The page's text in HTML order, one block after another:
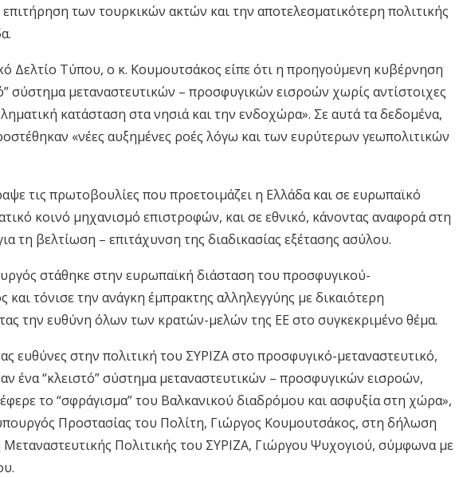
των τουρκικών ακτών και την αποτελεσματικότερη πολιτικής
Δελτίο Τύπου, ο κ. Κουμουτσάκος είπε ότι η προηγούμενη κυβέρνηση
σύστημα μεταναστευτικών – προσφυγικών εισροών χωρίς αντίστοιχες
κατάσταση στα νησιά και την ενδοχώρα». Σε αυτά τα δεδομένα,
«νέες αυξημένες ροές λόγω και των ευρύτερων γεωπολιτικών
τις πρωτοβουλίες που προετοιμάζει η Ελλάδα και σε ευρωπαϊκό
κοινό μηχανισμό επιστροφών, και σε εθνικό, κάνοντας αναφορά στη
τη βελτίωση – επιτάχυνση της διαδικασίας εξέτασης ασύλου.
στάθηκε στην ευρωπαϊκή διάσταση του προσφυγικού-
και τόνισε την ανάγκη έμπρακτης αλληλεγγύης με δικαιότερη
την ευθύνη όλων των κρατών-μελών της ΕΕ στο συγκεκριμένο θέμα.
ευθύνες στην πολιτική του ΣΥΡΙΖΑ στο προσφυγικό-μεταναστευτικό,
ένα “κλειστό” σύστημα μεταναστευτικών – προσφυγικών εισροών,
το “σφράγισμα” του Βαλκανικού διαδρόμου και ασφυξία στη χώρα»,
Προστασίας του Πολίτη, Γιώργος Κουμουτσάκος, στη δήλωση
Πολιτικής του ΣΥΡΙΖΑ, Γιώργου Ψυχογιού, σύμφωνα με